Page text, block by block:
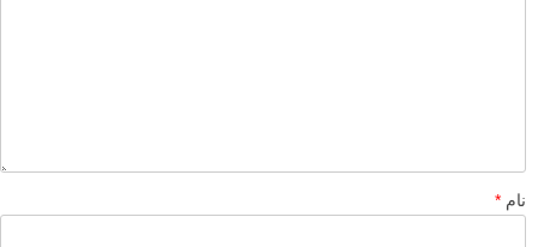
نام *